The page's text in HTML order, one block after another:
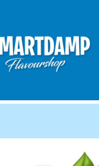
FRONTE